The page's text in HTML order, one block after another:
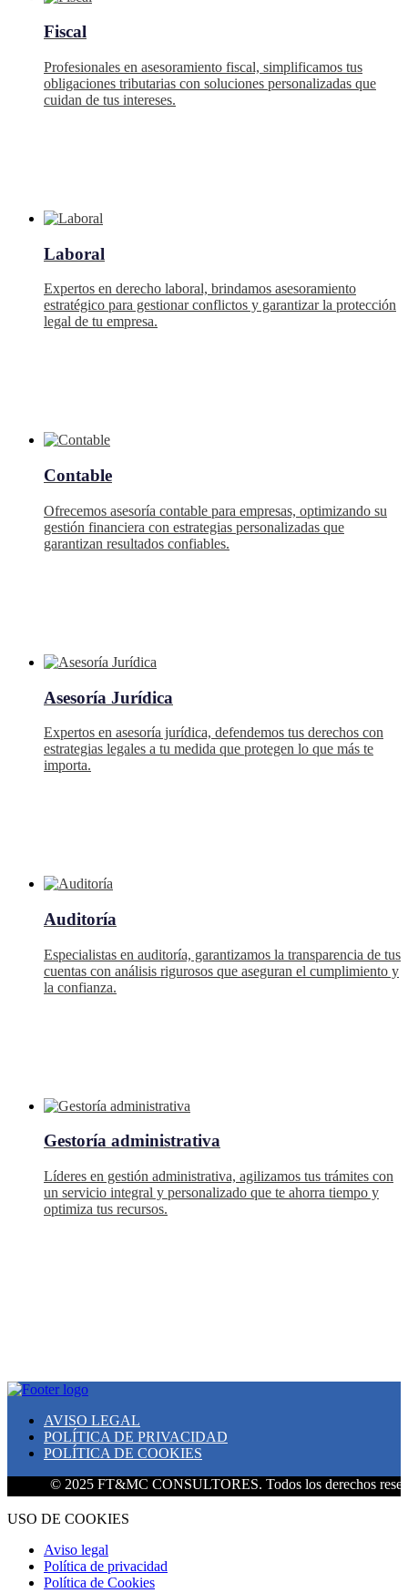
Fiscal
Profesionales en asesoramiento fiscal, simplificamos tus
obligaciones tributarias con soluciones personalizadas que
cuidan de tus intereses.
Laboral
Expertos en derecho laboral, brindamos asesoramiento
estratégico para gestionar conflictos y garantizar la protección
legal de tu empresa.
Contable
Ofrecemos asesoría contable para empresas, optimizando su
gestión financiera con estrategias personalizadas que
garantizan resultados confiables.
Asesoría Jurídica
Expertos en asesoría jurídica, defendemos tus derechos con
estrategias legales a tu medida que protegen lo que más te
importa.
Auditoría
Especialistas en auditoría, garantizamos la transparencia de tus
cuentas con análisis rigurosos que aseguran el cumplimiento y
la confianza.
Gestoría administrativa
Líderes en gestión administrativa, agilizamos tus trámites con
un servicio integral y personalizado que te ahorra tiempo y
optimiza tus recursos.
AVISO LEGAL
POLÍTICA DE PRIVACIDAD
POLÍTICA DE COOKIES
© 2025 FT&MC CONSULTORES. Todos los derechos
USO DE COOKIES
Aviso legal
Política de privacidad
Política de Cookies